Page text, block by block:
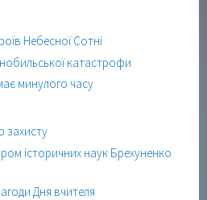
Небесної Сотні
катастрофи
минулого часу
захисту
історичних наук Брехуненко
Дня вчителя